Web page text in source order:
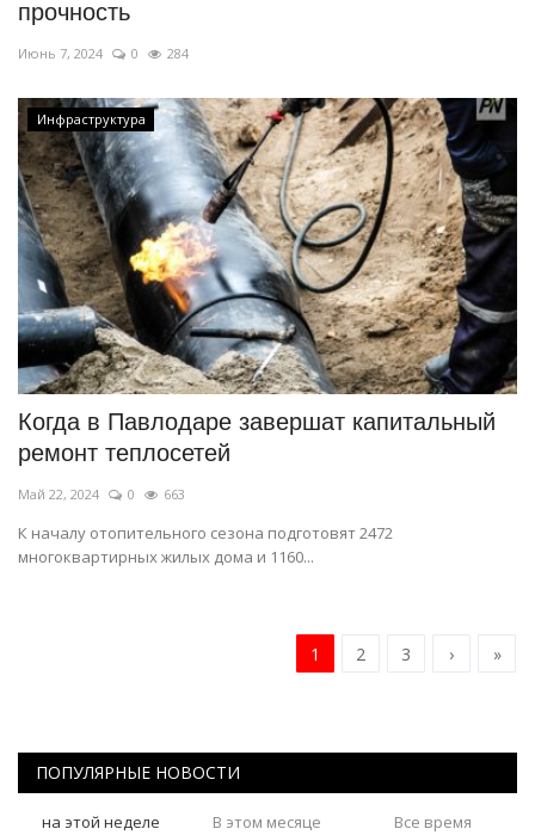
прочность
Июнь 7, 2024 0 284
Инфраструктура
Когда в Павлодаре завершат капитальный
ремонт теплосетей
Май 22, 2024 0 663
К началу отопительного сезона подготовят 2472
многоквартирных жилых дома и 1160...
1 2 3 › »
ПОПУЛЯРНЫЕ НОВОСТИ
на этой неделе В этом месяце Все время